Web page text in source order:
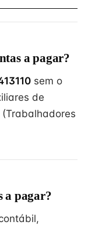
a pagar?
sem o
de
a pagar?